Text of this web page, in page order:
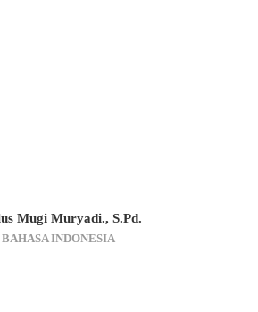
Mugi Muryadi., S.Pd.
BAHASA INDONESIA